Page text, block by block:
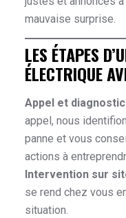
mauvaise surprise.
LES ÉTAPES
ÉLECTRIQUE
Appel et
appel, nous
panne et vous
actions à
Intervention sur
se rend chez vous
situation.